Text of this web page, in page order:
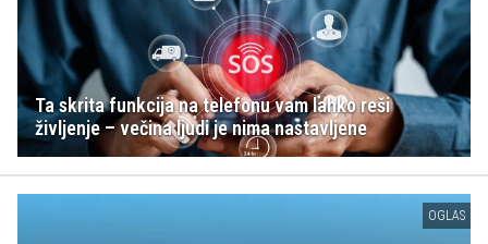
Ta skrita funkcija na telefonu vam lahko reši
življenje – večina ljudi je nima nastavljene
OGLAS